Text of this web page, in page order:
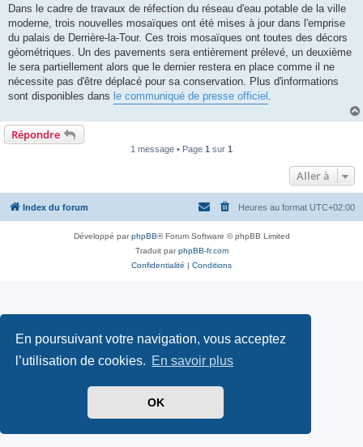
En poursuivant votre navigation, vous acceptez
l’utilisation de cookies. En savoir plus
OK
s
a
g
Dans le cadre de travaux de réfection du réseau d'eau potable de la ville
moderne, trois nouvelles mosaïques ont été mises à jour dans l'emprise
du palais de Derrière-la-Tour. Ces trois mosaïques ont toutes des décors
géométriques. Un des pavements sera entièrement prélevé, un deuxième
le sera partiellement alors que le dernier restera en place comme il ne
nécessite pas d'être déplacé pour sa conservation. Plus d'informations
sont disponibles dans le communiqué de presse officiel
Répondre
1 message • Page 1 sur 1
Aller à
Index du forum Heures au format UTC+02:00
Développé parphpBB® Forum Software © phpBB Limited
Traduit parphpBB-fr.com
Confidentialité | Conditions